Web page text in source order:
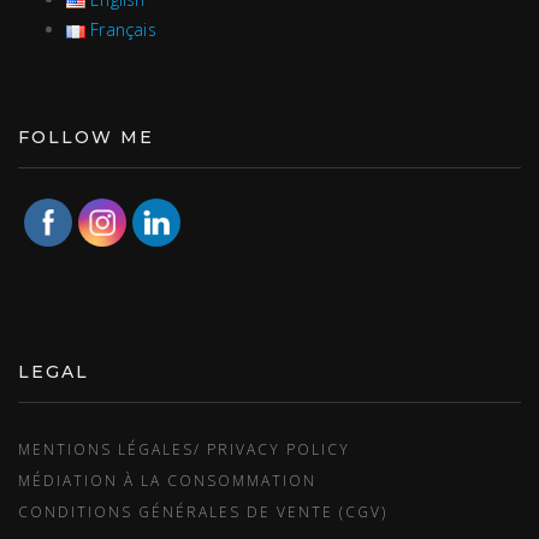
Français
FOLLOW ME
LEGAL
MENTIONS LÉGALES/ PRIVACY POLICY
MÉDIATION À LA CONSOMMATION
CONDITIONS GÉNÉRALES DE VENTE (CGV)